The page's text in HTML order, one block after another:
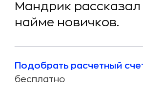
Мандрик
найме новичков.
Подобрать расчетный
бесплатно